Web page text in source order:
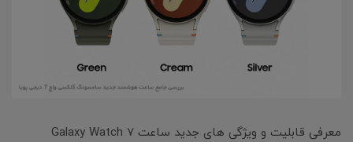
معرفی قابلیت و ویژگی های جدید ساعت Galaxy Watch 7